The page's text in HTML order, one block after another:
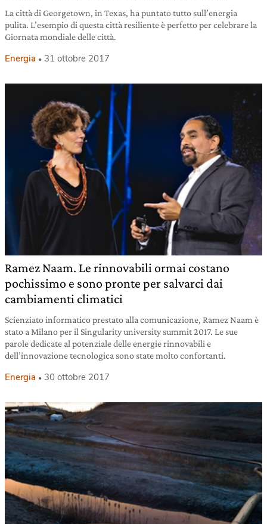
La città di Georgetown, in Texas, ha puntato tutto sull’energia
pulita. L’esempio di questa città resiliente è perfetto per celebrare la
Giornata mondiale delle città.
Energia 31 ottobre 2017
Ramez Naam. Le rinnovabili ormai costano
pochissimo e sono pronte per salvarci dai
cambiamenti climatici
Scienziato informatico prestato alla comunicazione, Ramez Naam è
stato a Milano per il Singularity university summit 2017. Le sue
parole dedicate al potenziale delle energie rinnovabili e
dell’innovazione tecnologica sono state molto confortanti.
Energia 30 ottobre 2017